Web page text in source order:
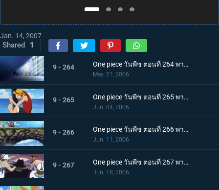
Jan. 14, 2007
Shared 1
9 - 264 One piece วันพีช ตอนที่ 264 พากย์ไทย การจู่โจมเริ่มต้น! โจรสลัดหมวกฟางบุกเข้ามา!
May. 21, 2006
9 - 265 One piece วันพีช ตอนที่ 265 พากย์ไทย ลูฟี่บุกตะลุย! ศึกใหญ่บนเกาะตุลาการ
Jun. 04, 2006
9 - 266 One piece วันพีช ตอนที่ 266 พากย์ไทย ปะทะเผ่าคนยักษ์! มุ่งหน้าเปิดประตูบานที่สอง!
Jun. 11, 2006
9 - 267 One piece วันพีช ตอนที่ 267 พากย์ไทย เบิกเส้นทางใหม่! ร็อคเก็ตแมนเหินฟ้า!
Jun. 18, 2006